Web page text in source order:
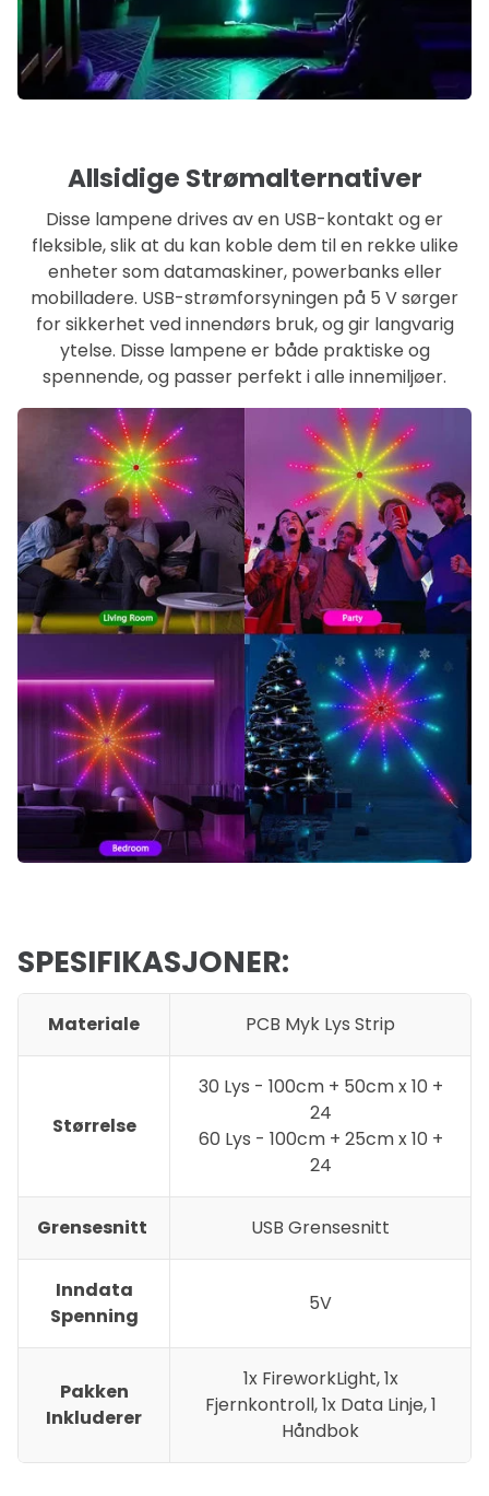
Allsidige Strømalternativer
Disse lampene drives av en USB-kontakt og er
fleksible, slik at du kan koble dem til en rekke ulike
enheter som datamaskiner, powerbanks eller
mobilladere. USB-strømforsyningen på 5 V sørger
for sikkerhet ved innendørs bruk, og gir langvarig
ytelse. Disse lampene er både praktiske og
spennende, og passer perfekt i alle innemiljøer.
SPESIFIKASJONER:
Materiale PCB Myk Lys Strip
Størrelse
30 Lys - 100cm + 50cm x 10 +
24
60 Lys - 100cm + 25cm x 10 +
24
Grensesnitt USB Grensesnitt
Inndata
Spenning
5V
Pakken
Inkluderer
1x FireworkLight, 1x
Fjernkontroll, 1x Data Linje, 1
Håndbok